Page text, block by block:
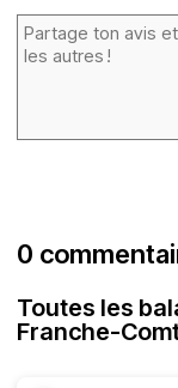
0
Toutes les
Franche-